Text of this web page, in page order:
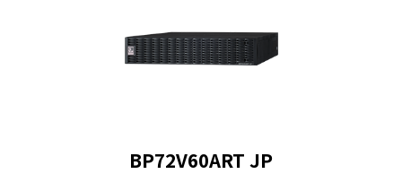
BP72V60ART JP